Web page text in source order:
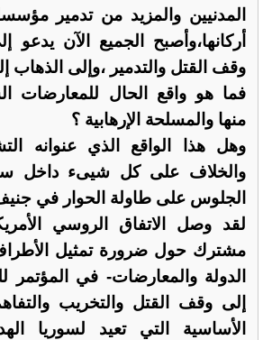
المدنيين والمزيد من تدمير
أركانها،وأصبح الجميع الآن يدعو
وقف القتل والتدمير ،وإلى الذهاب
فما هو واقع الحال للمعارضات
منها والمسلحة الإرهابية ؟
وهل هذا الواقع الذي عنوانه
والخلاف على كل شيىء داخل
الجلوس على طاولة الحوار في
لقد وصل الاتفاق الروسي
مشترك حول ضرورة تمثيل
الدولة والمعارضات- في المؤتمر
إلى وقف القتل والتخريب
الأساسية التي تعيد لسوريا